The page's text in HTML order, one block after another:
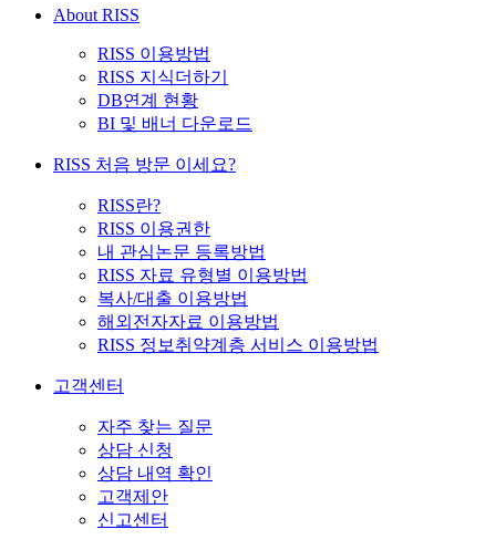
About RISS
RISS 이용방법
RISS 지식더하기
DB연계 현황
BI 및 배너 다운로드
RISS 처음 방문 이세요?
RISS란?
RISS 이용권한
내 관심논문 등록방법
RISS 자료 유형별 이용방법
복사/대출 이용방법
해외전자자료 이용방법
RISS 정보취약계층 서비스 이용방법
고객센터
자주 찾는 질문
상담 신청
상담 내역 확인
고객제안
신고센터